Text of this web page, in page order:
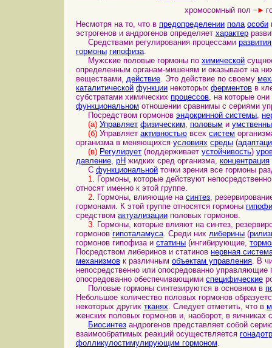
хромосомный пол −►
Несмотря на то, что в предопределении пола особи
эстрогенов и андрогенов определяет характер
Средствами регулирования процессами развития
гормоны гипофиза.
Мужские половые гормоны по химической
определенным органам-мишеням и оказывают на
веществами, действие. Это действие по своему
каталитической функции некоторых ферментов в
субстратами химических процессов, на которые
функциональном отношении сравнимы с сериями
Посредством гормонов эндокринной системы,
(а) Управляет физическим, половым и
(б) Управляет активностью всех систем
организма в меняющихся условиях среды (
(в) Регулирует (поддерживает устойчивость)
давление, pH жидких сред организма, концентрация
С функциональной точки зрения все гормоны
1. Гормоны, которые действуют
относят именно к этой группе.
2. Гормоны, влияющие на синтез,
гормонами. К этой группе относятся гормоны
средством актуализации половых гормонов.
3. Гормоны, которые влияют на синтез,
гормонов гипоталамуса. Среди них либерины (
гормонов гипофиза и статины (ингибирующие,
Посредством либеринов и статинов нервная
механизмов к различным объектам управления. В
непосредственно или опосредованно управляющие
опосредованно обеспечивающими специфические
Половые гормоны синтезируются в основном в
Небольшое количество половых гормонов
некоторых других тканях. Следует отметить, что в
женских половых гормонов и, наоборот, в яичниках
Биосинтез андрогенов представляет собой
взаимообратимых реакций осуществляется
фолликулостимулирующим гормоном.